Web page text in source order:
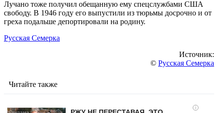
Лучано тоже получил обещанную ему спецслужбами США
свободу. В 1946 году его выпустили из тюрьмы досрочно и от
греха подальше депортировали на родину.
Русская Семерка
Источник:
© Русская Семерка
Читайте также
i